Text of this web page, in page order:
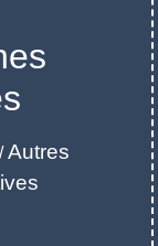
/ Autres